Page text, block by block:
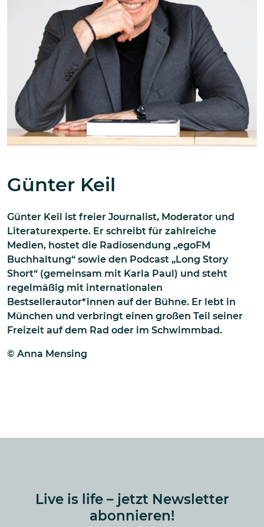
Günter Keil
Günter Keil ist freier Journalist, Moderator und
Literaturexperte. Er schreibt für zahlreiche
Medien, hostet die Radiosendung „egoFM
Buchhaltung“ sowie den Podcast „Long Story
Short“ (gemeinsam mit Karla Paul) und steht
regelmäßig mit internationalen
Bestsellerautor*innen auf der Bühne. Er lebt in
München und verbringt einen großen Teil seiner
Freizeit auf dem Rad oder im Schwimmbad.
© Anna Mensing
Live is life – jetzt Newsletter
abonnieren!